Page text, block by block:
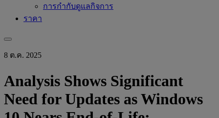
การกำกับดูแลกิจการ
ราคา
8 ต.ค. 2025
Analysis Shows Significant
Need for Updates as Windows